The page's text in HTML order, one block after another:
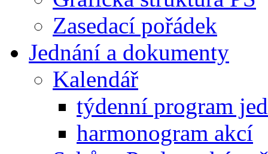
Zasedací pořádek
Jednání a dokumenty
Kalendář
týdenní program
harmonogram akcí